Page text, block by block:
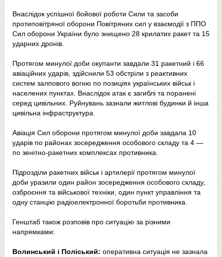
Внаслідок успішної бойової роботи Сили та засоби
протиповітряної оборони Повітряних сил у взаємодії з ППО
Сил оборони України було знищено 28 крилатих ракет та 15
ударних дронів.
Протягом минулої доби окупанти завдали 31 ракетний і 66
авіаційних ударів, здійснили 53 обстріли з реактивних
систем залпового вогню по позиціях українських військ і
населених пунктах. Внаслідок атак є загиблі та поранені
серед цивільних. Руйнувань зазнали житлові будинки й інша
цивільна інфраструктура.
Авіація Сил оборони протягом минулої доби завдала 10
ударів по районах зосередження особового складу та 4 —
по зенітно-ракетних комплексах противника.
Підрозділи ракетних військ і артилерії протягом минулої
доби уразили один район зосередження особового складу,
озброєння та військової техніки, один пункт управління та
одну станцію радіоелектронної боротьби противника.
Генштаб також розповів про ситуацію за різними
напрямками:
Волинський і Поліський: оперативна ситуація не зазнала